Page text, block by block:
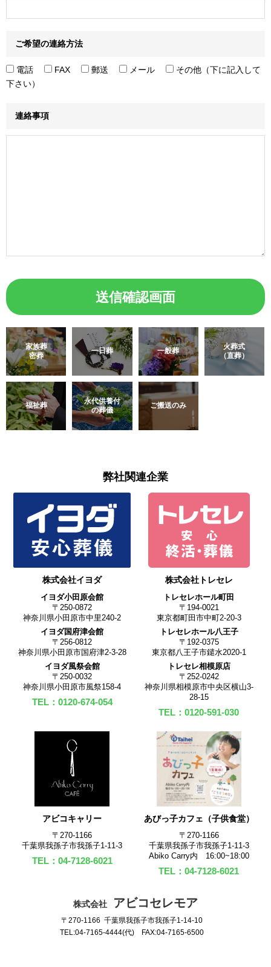
ご希望の連絡方法
電話 FAX 郵送 メール
その他（下に記入して
下さい）
連絡事項
家族葬
密葬
一日葬 一般葬
火葬式
（直葬）
福祉葬
永代供養付
の葬儀
ご搬送のみ
弊社関連企業
株式会社イヨダ
イヨダ小田原会館
〒250-0872
神奈川県小田原市中里240-2
イヨダ国府津会館
〒256-0812
神奈川県小田原市国府津2-3-28
イヨダ風祭会館
〒250-0032
神奈川県小田原市風祭158-4
TEL：0120-674-054
株式会社トレセレ
トレセレホール町田
〒194-0021
東京都町田市中町2-20-3
トレセレホール八王子
〒192-0375
東京都八王子市鑓水2020-1
トレセレ相模原店
〒252-0242
神奈川県相模原市中央区横山3-
28-15
TEL：0120-591-030
アビコキャリー
〒270‐1166
千葉県我孫子市我孫子1-11-3
TEL：04-7128-6021
あびっ子カフェ（子供食堂）
〒270‐1166
千葉県我孫子市我孫子1-11-3
Abiko Carry内 16:00~18:00
TEL：04-7128-6021
株式会社 アビコセレモア
〒270-1166 千葉県我孫子市我孫子1-14-10
TEL:04-7165-4444(代) FAX:04-7165-6500